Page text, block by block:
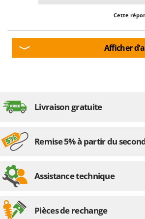
Cette
Afficher
Livraison gratuite
Remise 5% à partir du
Assistance technique
Pièces de rechange